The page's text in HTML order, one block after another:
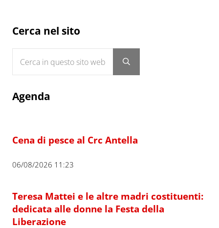
Sidebar
Cerca nel sito
Submit search
Agenda
Cena di pesce al Crc Antella
06/08/2026 11:23
Teresa Mattei e le altre madri costituenti:
dedicata alle donne la Festa della
Liberazione